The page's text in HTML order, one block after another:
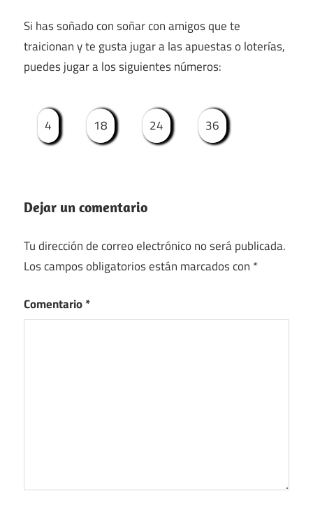
Si has soñado con soñar con amigos que te
traicionan y te gusta jugar a las apuestas o loterías,
puedes jugar a los siguientes números:
4 18 24 36
Dejar un comentario
Tu dirección de correo electrónico no será publicada.
Los campos obligatorios están marcados con *
Comentario*